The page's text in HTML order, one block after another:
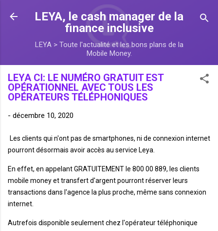
Accéder au contenu principal
LEYA, le cash manager de la
finance inclusive
LEYA > Toute l'actualité et les bons plans de la
Mobile Money.
LEYA CI: LE NUMÉRO GRATUIT EST
OPÉRATIONNEL AVEC TOUS LES
OPÉRATEURS TÉLÉPHONIQUES
- décembre 10, 2020
Les clients qui n'ont pas de smartphones, ni de connexion internet
pourront désormais avoir accès au service Leya.
En effet, en appelant GRATUITEMENT le 800 00 889, les clients
mobile money et transfert d'argent pourront réserver leurs
transactions dans l'agence la plus proche, même sans connexion
internet.
Autrefois disponible seulement chez l'opérateur téléphonique